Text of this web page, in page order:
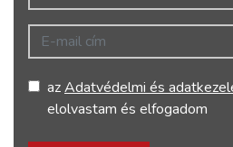
E-mail cím
azAdatvédelmi és
elolvastam és elfogadom